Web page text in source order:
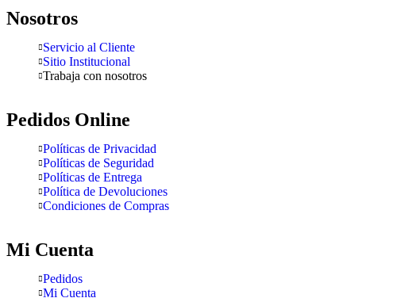
Nosotros
Servicio al Cliente
Sitio Institucional
Trabaja con nosotros
Pedidos Online
Políticas de Privacidad
Políticas de Seguridad
Políticas de Entrega
Política de Devoluciones
Condiciones de Compras
Mi Cuenta
Pedidos
Mi Cuenta